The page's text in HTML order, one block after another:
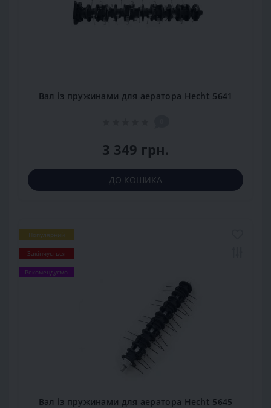
Вал із пружинами для аератора Hecht 5641
3 349 грн.
ДО КОШИКА
Популярний
Закінчується
Рекомендуємо
Вал із пружинами для аератора Hecht 5645